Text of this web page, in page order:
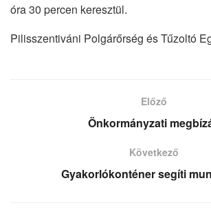
óra 30 percen keresztül.
Pilisszentiváni Polgárőrség és Tűzoltó
Előző
Önkormányzati
Következő
Gyakorlókonténer segíti